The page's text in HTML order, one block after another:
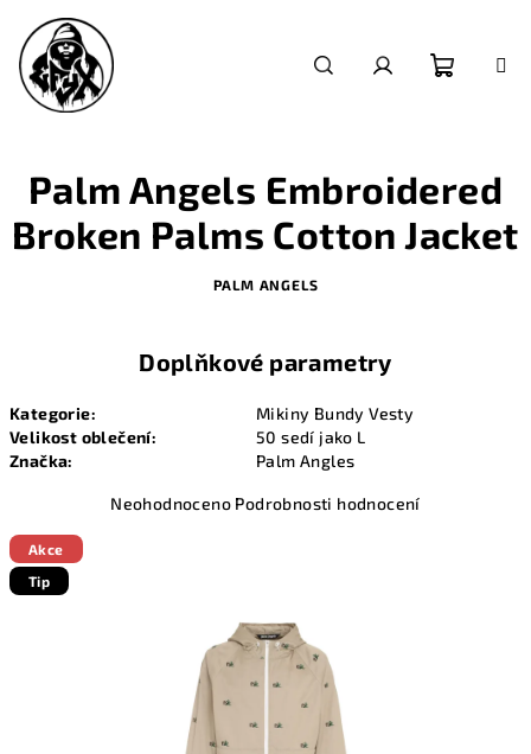
obsah
košík
Palm Angels Embroidered
Broken Palms Cotton Jacket
PALM ANGELS
Doplňkové parametry
Kategorie:
Mikiny Bundy Vesty
Velikost oblečení:
50 sedí jako L
Značka: Palm Angles
Průměrné
Neohodnoceno Podrobnosti hodnocení
Akce
Tip